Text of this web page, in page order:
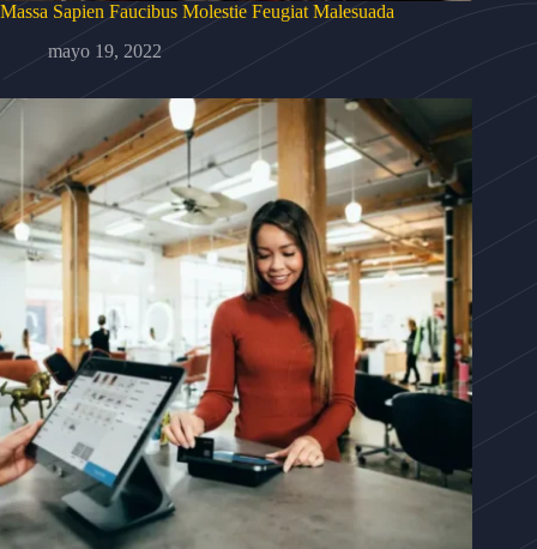
Massa Sapien Faucibus Molestie Feugiat Malesuada
mayo 19, 2022